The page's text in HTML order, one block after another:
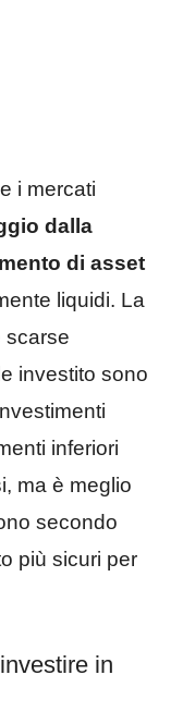
i mercati
dalla
di asset
liquidi. La
scarse
investito sono
inferiori
ma è meglio
secondo
più sicuri per
in